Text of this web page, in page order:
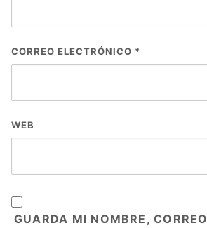
CORREO ELECTRÓNICO *
WEB
GUARDA MI NOMBRE, CORREO